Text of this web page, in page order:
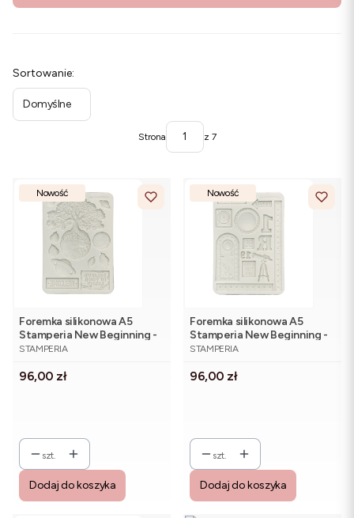
Lista produktów
Sortowanie:
Domyślne
Strona z 7
Nowość
Foremka silikonowa A5
Stamperia New Beginning -
KACMA607 Planety
PRODUCENT
STAMPERIA
Cena
96,00 zł
szt.
Dodaj do koszyka
Nowość
Foremka silikonowa A5
Stamperia New Beginning -
KACMA606 Teleskop
PRODUCENT
STAMPERIA
Cena
96,00 zł
szt.
Dodaj do koszyka